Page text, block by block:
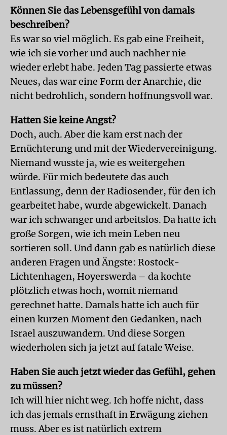
Können Sie das Lebensgefühl von damals
beschreiben?
Es war so viel möglich. Es gab eine Freiheit,
wie ich sie vorher und auch nachher nie
wieder erlebt habe. Jeden Tag passierte etwas
Neues, das war eine Form der Anar­chie, die
nicht bedrohlich, sondern hoffnungsvoll war.
Hatten Sie keine Angst?
Doch, auch. Aber die kam erst nach der
Ernüchterung und mit der Wiedervereinigung.
Niemand wusste ja, wie es weitergehen
würde. Für mich bedeutete das auch
Entlassung, denn der Radiosender, für den ich
gearbeitet habe, wurde abgewickelt. Danach
war ich schwanger und arbeitslos. Da hatte ich
große Sorgen, wie ich mein Leben neu
sortieren soll. Und dann gab es natürlich diese
anderen Fragen und Ängste: Rostock-
Lichtenhagen, Hoyerswerda – da kochte
plötzlich etwas hoch, womit niemand
gerechnet hatte. Damals hatte ich auch für
einen kurzen Moment den Gedanken, nach
Israel auszuwandern. Und diese Sorgen
wiederholen sich ja jetzt auf fatale Weise.
Haben Sie auch jetzt wieder das Gefühl, gehen
zu müssen?
Ich will hier nicht weg. Ich hoffe nicht, dass
ich das jemals ernsthaft in Erwägung ziehen
muss. Aber es ist natürlich extrem